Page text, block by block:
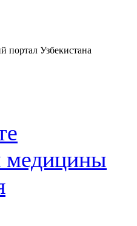
медицины